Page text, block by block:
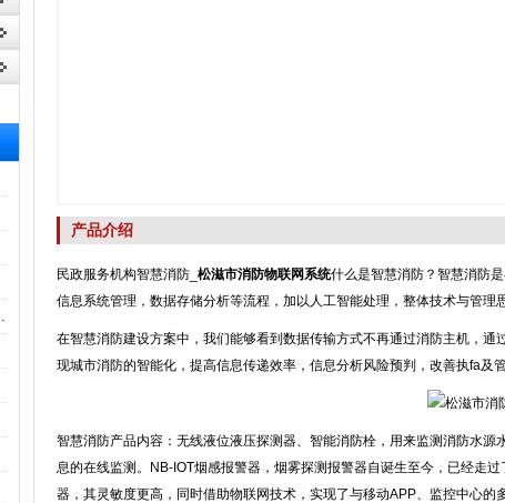
压一键顺控！
产品介绍
民政服务机构智慧消防_ 松滋市消防物联网系统什么是智慧消防？智慧消防
信息系统管理，数据存储分析等流程，加以人工智能处理，整体技术与管理
在智慧消防建设方案中，我们能够看到数据传输方式不再通过消防主机，
现城市消防的智能化，提高信息传递效率，信息分析风险预判，改善执fa及
智慧消防产品内容：无线液位液压探测器、智能消防栓，用来监测消防水
息的在线监测。NB-IOT烟感报警器，烟雾探测报警器自诞生至今，已经走
器，其灵敏度更高，同时借助物联网技术，实现了与移动APP、监控中心